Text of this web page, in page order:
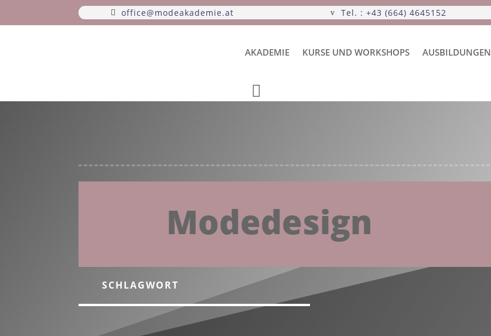
office@modeakademie.at Tel. : +43 (664) 4645152
AKADEMIE KURSE UND WORKSHOPS AUSBILDUNGEN
Modedesign
SCHLAGWORT